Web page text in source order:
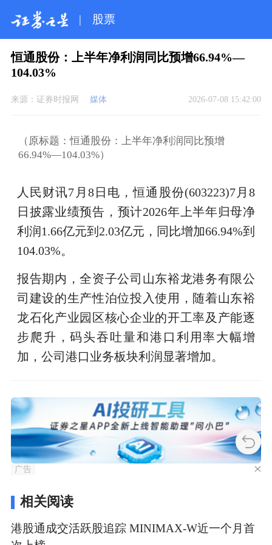
| 股票
恒通股份：上半年净利润同比预增66.94%—
104.03%
来源： 证券时报网 媒体 2026-07-08 15:42:00
（原标题：恒通股份：上半年净利润同比预增
66.94%—104.03%）
人民财讯7月8日电，恒通股份(603223)7月8
日披露业绩预告，预计2026年上半年归母净
利润1.66亿元到2.03亿元，同比增加66.94%到
104.03%。
报告期内，全资子公司山东裕龙港务有限公
司建设的生产性泊位投入使用，随着山东裕
龙石化产业园区核心企业的开工率及产能逐
步爬升，码头吞吐量和港口利用率大幅增
加，公司港口业务板块利润显著增加。
广告
相关阅读
港股通成交活跃股追踪 MINIMAX-W近一个月首